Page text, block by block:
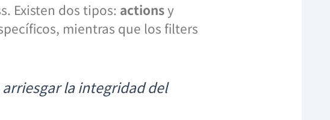
Existen dos tipos: actionsy
mientras que los filters
arriesgar la integridad del